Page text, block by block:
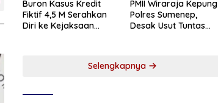
Buron Kasus Kredit
Fiktif 4,5 M Serahkan
Diri ke Kejaksaan
PMII Wiraraja Kepung
Polres Sumenep,
Desak Usut Tuntas
Selengkapnya